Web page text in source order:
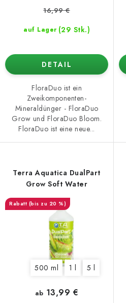
auf Lager (29 Stk.)
16,99 €
DETAIL
FloraDuo ist ein
Zweikomponenten-
Mineraldünger - FloraDuo
Grow und FloraDuo Bloom.
FloraDuo ist eine neue...
Terra Aquatica DualPart
Grow Soft Water
(bis zu 20 %)
500 ml 1 l 5 l
ab 13,99 €